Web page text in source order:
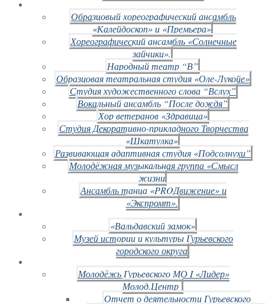
Образцовый хореографический ансамбль
«Калейдоскоп» и «Премьера»
Хореографический ансамбль «Солнечные
зайчики».
Народный театр “В”
Образцовая театральная студия «Оле-Лукойе»
Студия художественного слова “Вслух”
Вокальный ансамбль “После дождя”
Хор ветеранов «Здравица»
Студия Декоративно-прикладного Творчества
«Шкатулка»
Развивающая адаптивная студия «Подсолнухи”
Молодёжная музыкальная группа «Смысл
жизни
Ансамбль танца «PROДвижение» и
«Экспромт».
«Вальдавский замок»
Музей истории и культуры Гурьевского
городского округа
Молодёжь Гурьевского МО I «Лидер»
Молод.Центр
Отчет о деятельности Гурьевского